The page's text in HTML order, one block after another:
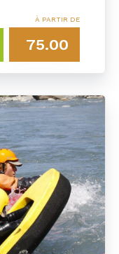
À PARTIR DE
75.00